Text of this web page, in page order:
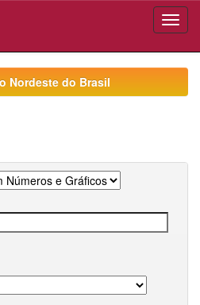
Nordeste do Brasil